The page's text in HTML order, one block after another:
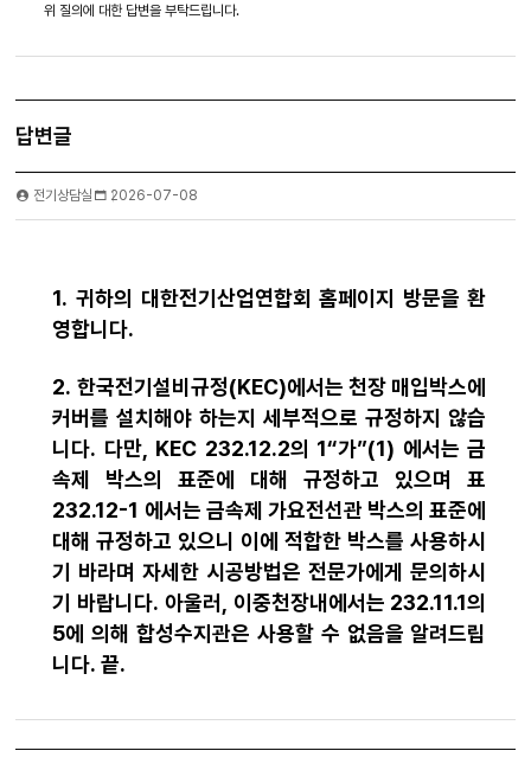
위 질의에 대한 답변을 부탁드립니다.
답변글
전기상담실 2026-07-08
1. 귀하의 대한전기산업연합회 홈페이지 방문을 환
영합니다.
2. 한국전기설비규정(KEC)에서는 천장 매입박스에
커버를 설치해야 하는지 세부적으로 규정하지 않습
니다. 다만, KEC 232.12.2의 1“가”(1) 에서는 금
속제 박스의 표준에 대해 규정하고 있으며 표
232.12-1 에서는 금속제 가요전선관 박스의 표준에
대해 규정하고 있으니 이에 적합한 박스를 사용하시
기 바라며 자세한 시공방법은 전문가에게 문의하시
기 바랍니다. 아울러, 이중천장내에서는 232.11.1의
5에 의해 합성수지관은 사용할 수 없음을 알려드립
니다. 끝.